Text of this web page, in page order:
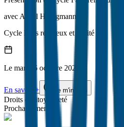
avecAnaël Honigmann
Cycle Faits religieux et laïcité
Le mardi 6 octobre 2026
En savoir + Je m'inscris
Droits et citoyenneté
Prochainement